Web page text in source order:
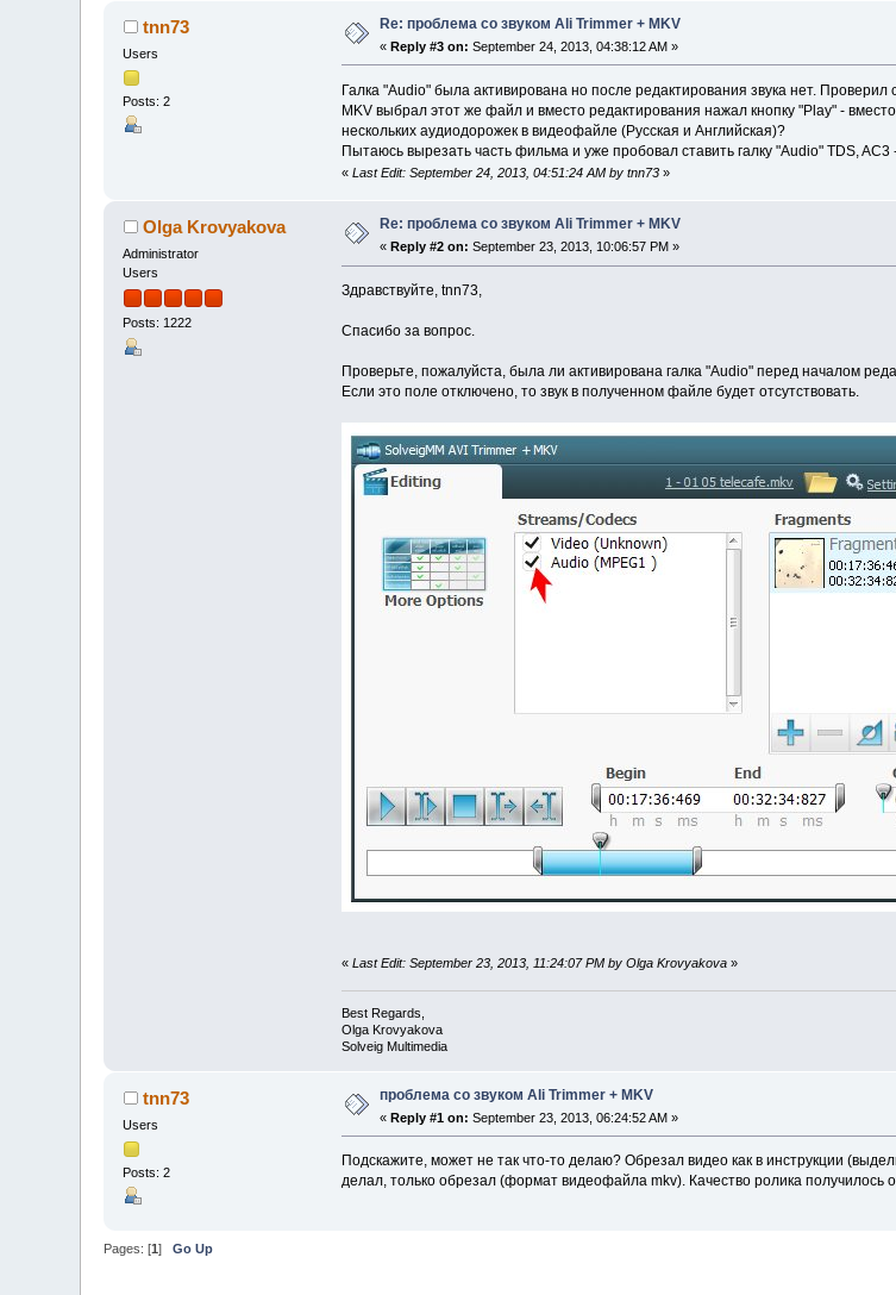
tnn73
Users
Posts: 2
Re: проблема со звуком Ali Trimmer + MKV
«Reply #3 on: September 24, 2013, 04:38:12 AM »
Галка "Audio" была активирована но после редактирования звука нет.
MKV выбрал этот же файл и вместо редактирования нажал кнопку "Play" -
нескольких аудиодорожек в видеофайле (Русская и Английская)?
Пытаюсь вырезать часть фильма и уже пробовал ставить галку "Audio" TDS, AC3
« Last Edit: September 24, 2013, 04:51:24 AM by tnn73»
Olga Krovyakova
Administrator
Users
Posts: 1222
Re: проблема со звуком Ali Trimmer + MKV
«Reply #2 on: September 23, 2013, 10:06:57 PM »
Здравствуйте, tnn73,
Спасибо за вопрос.
Проверьте, пожалуйста, была ли активирована галка "Аudio" перед началом
Если это поле отключено, то звук в полученном файле будет отсутствовать.
« Last Edit: September 23, 2013, 11:24:07 PM by Olga Krovyakova»
Best Regards,
Olga Krovyakova
Solveig Multimedia
tnn73
Users
Posts: 2
проблема со звуком Ali Trimmer + MKV
«Reply #1 on: September 23, 2013, 06:24:52 AM »
Подскажите, может не так что-то делаю? Обрезал видео как в инструкции
делал, только обрезал (формат видеофайла mkv). Качество ролика получилось
Pages: [1]Go Up